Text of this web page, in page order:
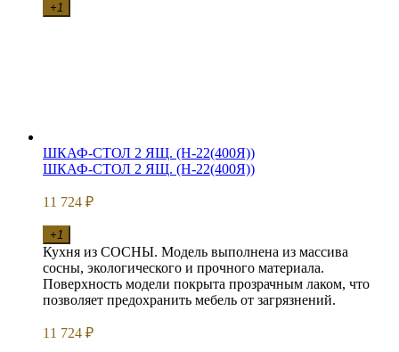
+1
ШКАФ-СТОЛ 2 ЯЩ. (Н-22(400Я))
ШКАФ-СТОЛ 2 ЯЩ. (Н-22(400Я))
11 724 ₽
+1
Кухня из СОСНЫ. Модель выполнена из массива
сосны, экологического и прочного материала.
Поверхность модели покрыта прозрачным лаком, что
позволяет предохранить мебель от загрязнений.
11 724 ₽